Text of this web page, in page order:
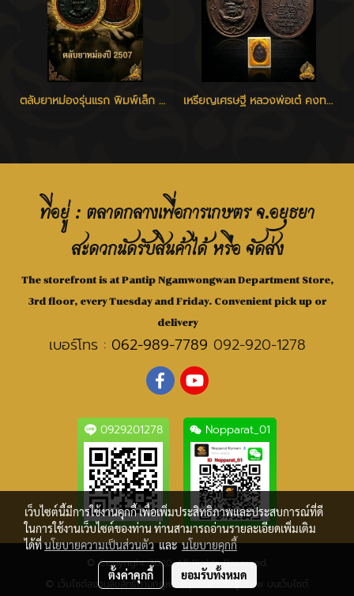
ตลับยาหม่องรุ่นแรก พิมพ์เล็ก หลวงพ่อเต๋ วัดสามง่าม เหรียญเศรษฐี หลวงพ่อเต๋ คงทอง วัดสามง่าม จ.นครปฐม ปี 2520
ที่อยู่ : ตลาดกลางเพื่อการเกษตร จ.อยุธยา
สะดวกนัดรับสินค้าได้ หรือ จัดส่ง
The storefront is at Pantip Ngamwongwan Department Store,
3rd floor, every Tuesday and Friday. Convenient pick up or
delivery
เบอร์โทร : 062-989-7789 092-920-1278
0929201278 Nopparat_01
© Copyright 2020 All Rights Reserved.
© เว็บไซต์สงวนลิขสิทธิ์ตามกฎหมายทุกบทความ-รูปภาพ บนเว็บไซต์
เว็บไซต์นี้มีการใช้งานคุกกี้ เพื่อเพิ่มประสิทธิภาพและประสบการณ์ที่ดี
ในการใช้งานเว็บไซต์ของท่าน ท่านสามารถอ่านรายละเอียดเพิ่มเติม
ได้ที่นโยบายความเป็นส่วนตัวและนโยบายคุกกี้
ตั้งค่าคุกกี้ ยอมรับทั้งหมด